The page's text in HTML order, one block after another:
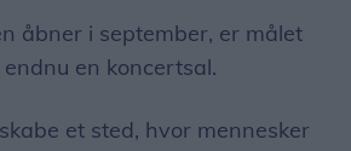
åbner i september, er målet
en koncertsal.
et sted, hvor mennesker